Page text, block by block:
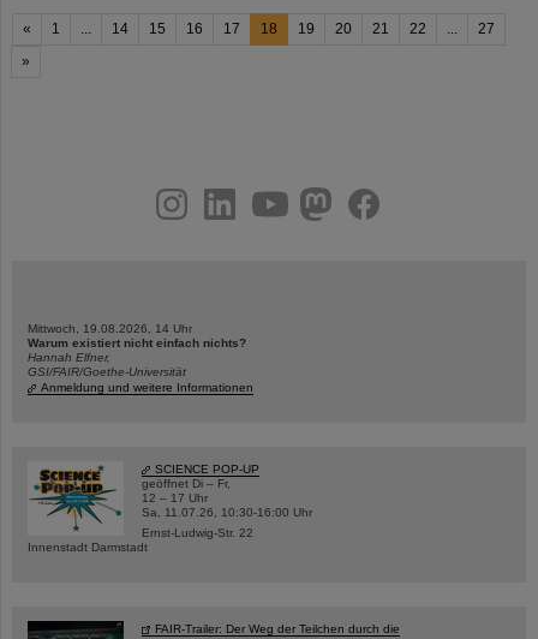
« 1 ... 14 15 16 17 18 19 20 21 22 ...
27
»
youtubehelmholtz.socialfacebook
Mittwoch, 19.08.2026, 14 Uhr
Warum existiert nicht einfach nichts?
Hannah Elfner,
GSI/FAIR/Goethe-Universität
Anmeldung und weitere Informationen
SCIENCE POP-UP
geöffnet Di – Fr,
12 – 17 Uhr
Sa, 11.07.26, 10:30-16:00 Uhr
Ernst-Ludwig-Str. 22
Innenstadt Darmstadt
FAIR-Trailer: Der Weg der Teilchen durch die